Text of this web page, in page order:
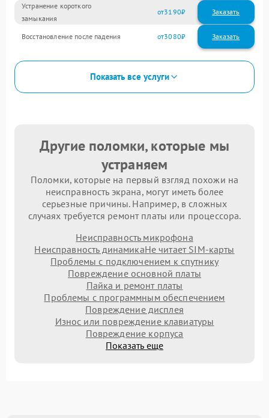
Устранение короткого
замыкания
3190
Восстановление после падения 3080
Показать все услуги
Другие поломки, которые мы
устраняем
Поломки, которые на первый взгляд похожи на
неисправность экрана, могут иметь более
серьезные причины. Например, в сложных
случаях требуется ремонт платы или процессора.
Неисправность микрофона
Неисправность динамикаНе читает SIM-карты
Проблемы с подключением к спутнику
Повреждение основной платы
Пайка и ремонт платы
Проблемы с программным обеспечением
Повреждение дисплея
Износ или повреждение клавиатуры
Повреждение корпуса
Показать еще